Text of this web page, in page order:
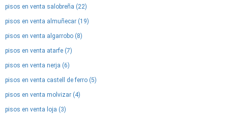
pisos en venta salobreña (22)
pisos en venta almuñecar (19)
pisos en venta algarrobo (8)
pisos en venta atarfe (7)
pisos en venta nerja (6)
pisos en venta castell de ferro (5)
pisos en venta molvizar (4)
pisos en venta loja (3)